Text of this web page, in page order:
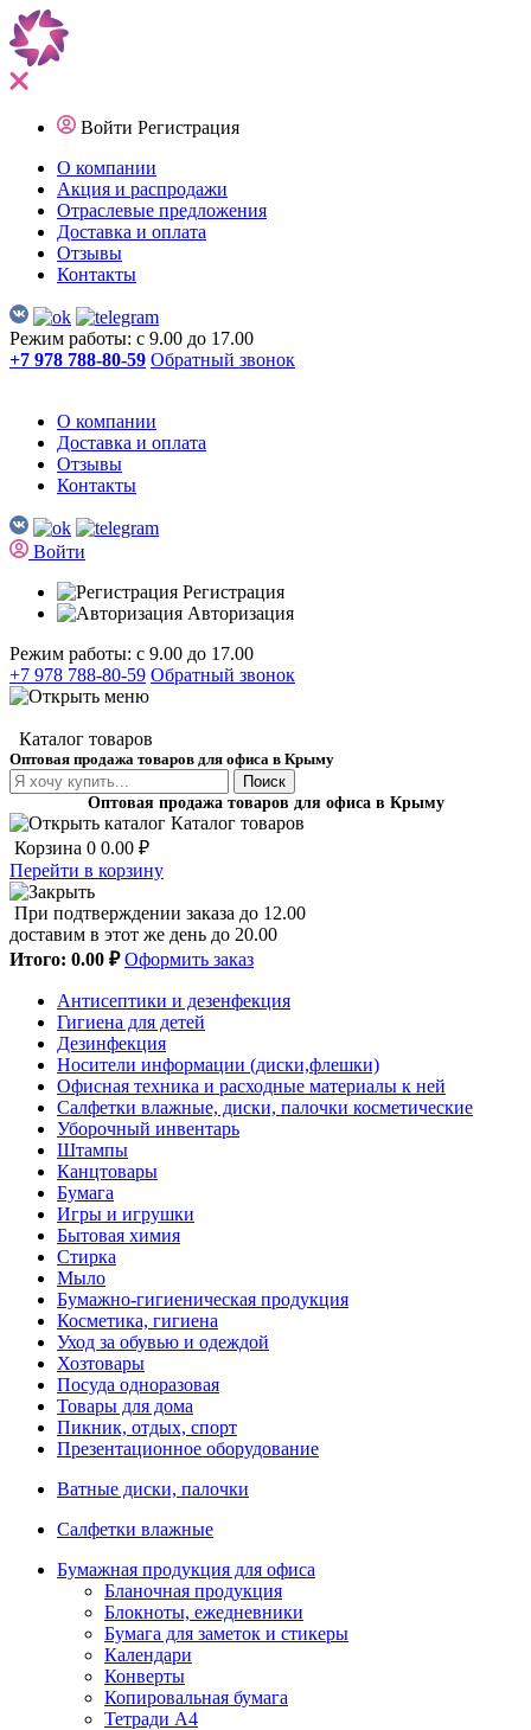
Войти Регистрация
О компании
Акция и распродажи
Отраслевые предложения
Доставка и оплата
Отзывы
Контакты
Режим работы: с 9.00 до 17.00
+7 978 788-80-59 Обратный звонок
О компании
Доставка и оплата
Отзывы
Контакты
Войти
Регистрация
Авторизация
Режим работы: с 9.00 до 17.00
+7 978 788-80-59 Обратный звонок
Каталог товаров
Оптовая продажа товаров для офиса в Крыму
Поиск
Оптовая продажа товаров для офиса в Крыму
Каталог товаров
Корзина 0 0.00 ₽
Перейти в корзину
При подтверждении заказа до 12.00
доставим в этот же день до 20.00
Итого: 0.00 ₽ Оформить заказ
Антисептики и дезенфекция
Гигиена для детей
Дезинфекция
Носители информации (диски,флешки)
Офисная техника и расходные материалы к ней
Салфетки влажные, диски, палочки косметические
Уборочный инвентарь
Штампы
Канцтовары
Бумага
Игры и игрушки
Бытовая химия
Стирка
Мыло
Бумажно-гигиеническая продукция
Косметика, гигиена
Уход за обувью и одеждой
Хозтовары
Посуда одноразовая
Товары для дома
Пикник, отдых, спорт
Презентационное оборудование
Ватные диски, палочки
Салфетки влажные
Бумажная продукция для офиса
Бланочная продукция
Блокноты, ежедневники
Бумага для заметок и стикеры
Календари
Конверты
Копировальная бумага
Тетради А4